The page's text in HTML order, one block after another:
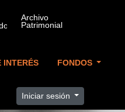
INTERÉS FONDOS
Iniciar sesión